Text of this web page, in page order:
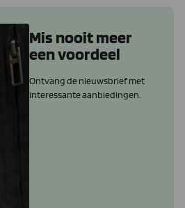
Mis nooit meer
een voordeel
Ontvang de nieuwsbrief met
interessante aanbiedingen.